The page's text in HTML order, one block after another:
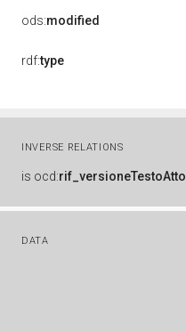
ods:modified
rdf:type
INVERSE RELATIONS
is ocd:rif_versioneTestoAtto
DATA